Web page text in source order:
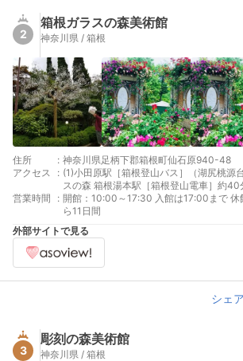
2
箱根ガラスの森美術館
神奈川県 / 箱根
住所 : 神奈川県足柄下郡箱根町仙石原940-48
アクセス
: (1)小田原駅［箱根登山バス］（湖尻桃源
スの森 箱根湯本駅［箱根登山電車］約40分→強羅駅［観光施設
めぐりバス］（S又はM路線） 約20分→箱
根湯本駅［箱根登山バス］（湖尻桃源台
営業時間 : 開館：10:00～17:30 入館は17:00まで 休
ら11日間
外部サイトで見る
シェ
3
彫刻の森美術館
神奈川県 / 箱根